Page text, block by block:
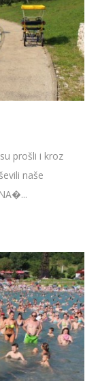
prošli i kroz
naše